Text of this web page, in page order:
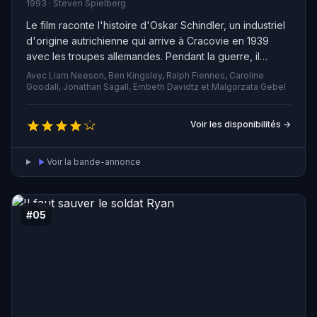
1993 · Steven Spielberg
Le film raconte l'histoire d'Oskar Schindler, un industriel
d'origine autrichienne qui arrive à Cracovie en 1939
avec les troupes allemandes. Pendant la guerre, il
protège des Juifs en les faisant travailler dans sa
fabrique. En 1944, il sauve 800 hommes et 300 femmes
du camp d'extermination d'Auschwitz-Birkenau.
Avec Liam Neeson, Ben Kingsley, Ralph Fiennes, Caroline
Goodall, Jonathan Sagall, Embeth Davidtz et Malgorzata Gebel
Voir les disponibilités →
Voir la bande-annonce
#05